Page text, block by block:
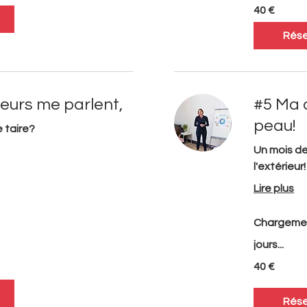
euros
40 €
me parlent,
taire?
#5 Ma
peau!
Un mois
l'extérieur!
Lire plus
jours...
euros
40 €